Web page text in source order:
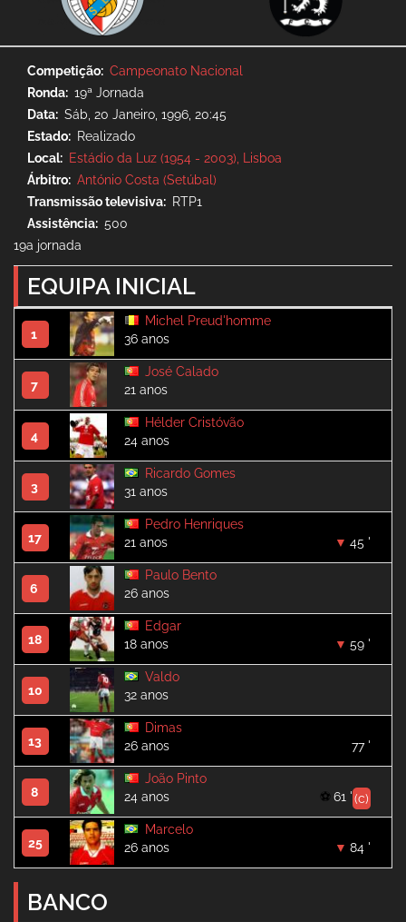
Competição
Campeonato Nacional
Ronda
19ª Jornada
Data
Sáb, 20 Janeiro, 1996, 20:45
Estado
Realizado
Local
Estádio da Luz (1954 - 2003), Lisboa
Árbitro
António Costa (Setúbal)
Transmissão televisiva
RTP1
Assistência
500
19a jornada
EQUIPA INICIAL
1
Michel Preud'homme
36 anos
7
José Calado
21 anos
4
Hélder Cristóvão
24 anos
3
Ricardo Gomes
31 anos
17
Pedro Henriques
21 anos
45 '
6
Paulo Bento
26 anos
18
Edgar
18 anos
59 '
10
Valdo
32 anos
13
Dimas
26 anos
77 '
8
João Pinto
(c)
24 anos 61 '
25
Marcelo
26 anos
84 '
BANCO